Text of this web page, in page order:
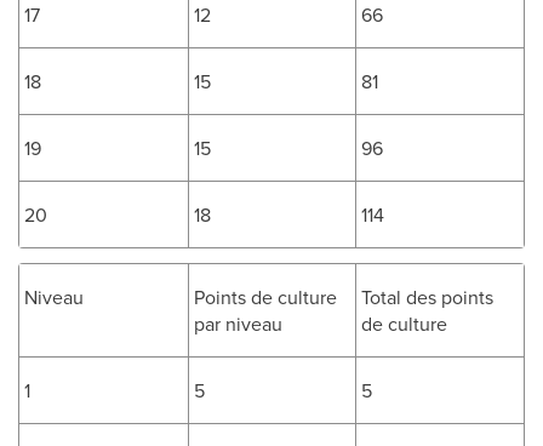
17 12 66
18 15 81
19 15 96
20 18 114
Niveau
Points de culture
par niveau
Total des points
de culture
1 5 5